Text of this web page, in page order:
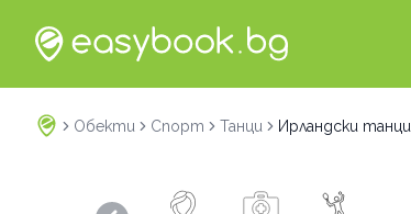
Обекти Спорт Танци Ирландски танци